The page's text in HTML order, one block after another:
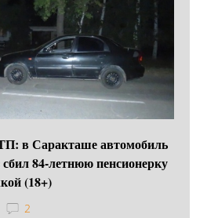
в Саракташе автомобиль
84-летнюю пенсионерку
(18+)
2